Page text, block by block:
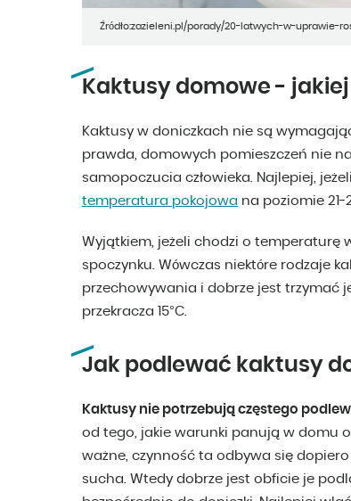
Źródło:zazieleni.pl/porady/20-latwych-w-uprawie-
Kaktusy domowe -
Kaktusy w doniczkach nie są
prawda, domowych pomieszczeń nie
samopoczucia człowieka. Najlepiej,
temperatura pokojowa na poziomie 21-
Wyjątkiem, jeżeli chodzi o temperaturę
spoczynku. Wówczas niektóre rodzaje
przechowywania i dobrze jest trzymać
przekracza 15°C.
Jak podlewać kaktusy
Kaktusy nie potrzebują częstego
od tego, jakie warunki panują w domu
ważne, czynność ta odbywa się
sucha. Wtedy dobrze jest obficie je